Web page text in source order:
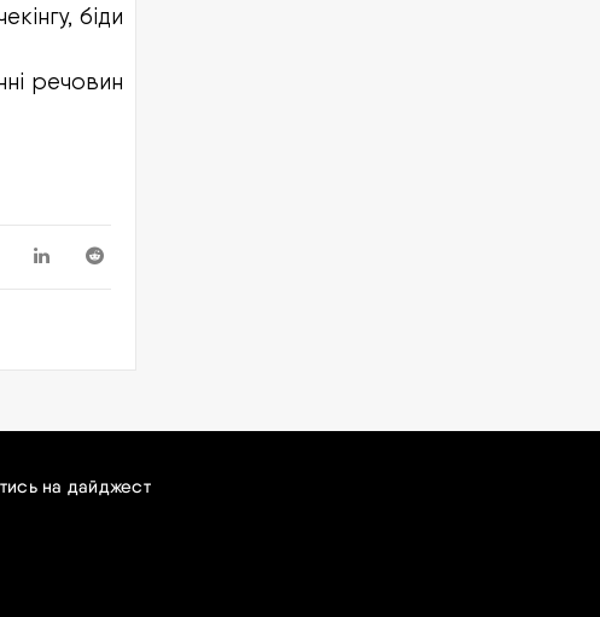
біди
речовин
на дайджест